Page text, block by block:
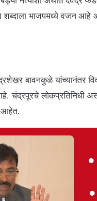
शब्दाला भाजपमध्ये वजन आहे
बावनकुळे यांच्यानंतर
लोकप्रतिनिधी
आहेत.